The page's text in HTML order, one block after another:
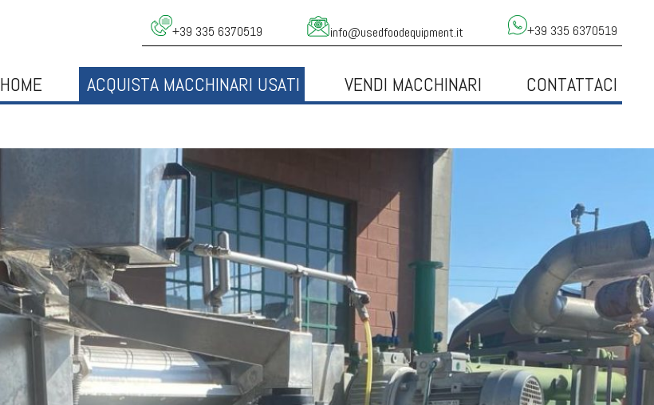
+39 335 6370519 info@usedfoodequipment.it +39 335 6370519
HOME ACQUISTA MACCHINARI USATI VENDI MACCHINARI CONTATTACI
NIDITRICE REVISIONATA IANNECE
Presto online la scheda tecnica
RICHIEDI UN PREVENTIVO